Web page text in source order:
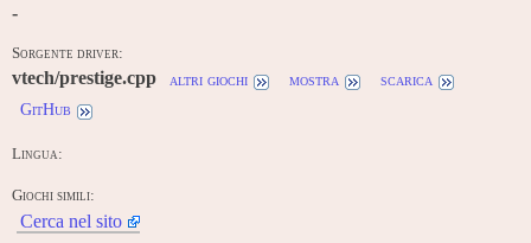
-
Sorgente driver:
vtech/prestige.cpp altri giochi mostra
scarica
GitHub
Lingua:
Giochi simili:
Cerca nel sito